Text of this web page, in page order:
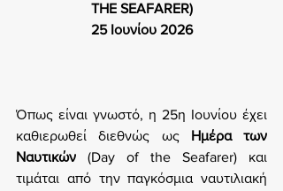
THE SEAFARER)
25 Ιουνίου 2026
Όπως είναι γνωστό, η 25η Ιουνίου έχει
καθιερωθεί διεθνώς ως Ημέρα των
Ναυτικών (Day of the Seafarer) και
τιμάται από την παγκόσμια ναυτιλιακή